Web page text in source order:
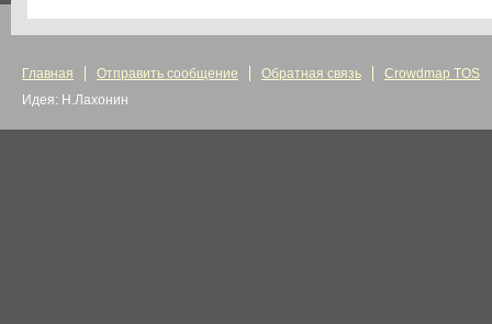
Главная Отправить сообщение Обратная связь
Crowdmap TOS
Идея: Н.Лахонин